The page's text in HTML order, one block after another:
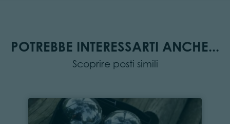
POTREBBE INTERESSARTI ANCHE...
Scoprire posti simili